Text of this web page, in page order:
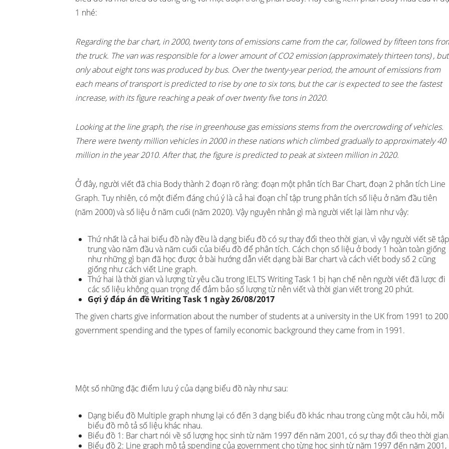
1 nhé:
Regarding the bar chart, in 2000, twenty tons of emissions came from the car, followed by fifteen tons
the truck. The van was responsible for a lower amount of CO2 emission (approximately thirteen tons) , but
only about eight tons was produced by bus. Over the twenty-year period, the amount of emissions from
each means of transport is predicted to rise by one to six tons, but the car is expected to see the fastest
increase, with its figure reaching a peak of over twenty five tons in 2020.
Looking at the line graph, the rise in greenhouse gas emissions stems from the overcrowding of vehicles.
There were twenty million vehicles in 2000 in these nations which climbed gradually to approximately 40
million in the year 2010. After that, the figure is predicted to peak at sixteen million in 2020.
Ở đây, người viết đã chia Body thành 2 đoạn rõ ràng: đoạn một phân tích Bar Chart, đoạn 2 phân tích Line
Graph. Tuy nhiên, có một điểm đáng chú ý là cả hai đoạn chỉ tập trung phân tích số liệu ở năm đầu tiên
(năm 2000) và số liệu ở năm cuối (năm 2020). Vậy nguyên nhân gì mà người viết lại làm như vậy:
Thứ nhất là cả hai biểu đồ này đều là dạng biểu đồ có sự thay đổi theo thời gian, vì vậy người viết sẽ tập
trung vào năm đầu và năm cuối của biểu đồ để phân tích. Cách chọn số liệu ở body 1 hoàn toàn giống
như những gì bạn đã học được ở bài hướng dẫn viết dạng bài Bar chart và cách viết body số 2 cũng
giống như cách viết Line graph.
Thứ hai là thời gian và lượng từ yêu cầu trong IELTS Writing Task 1 bị hạn chế nên người viết đã lược đi
các số liệu không quan trọng để đảm bảo số lượng từ nên viết và thời gian viết trong 20 phút.
Gợi ý đáp án đề Writing Task 1 ngày 26/08/2017
The given charts give information about the number of students at a university in the UK from 1991 to
government spending and the types of family economic background they came from in 1991.
Một số những đặc điểm lưu ý của dạng biểu đồ này như sau:
Dạng biểu đồ Multiple graph nhưng lại có đến 3 dạng biểu đồ khác nhau trong cùng một câu hỏi, mỗi
biểu đồ mô tả số liệu khác nhau.
Biểu đồ 1: Bar chart nói về số lượng học sinh từ năm 1997 đến năm 2001, có sự thay đổi theo thời
Biểu đồ 2: Line graph mô tả spending của government cho từng học sinh từ năm 1997 đến năm 2001,